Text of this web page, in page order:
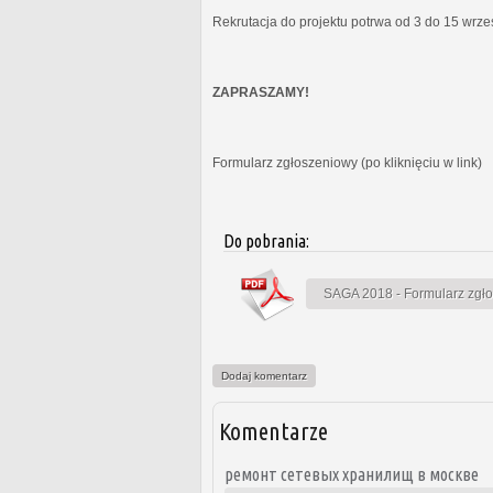
Rekrutacja do projektu potrwa od 3 do 15
ZAPRASZAMY!
Formularz zgłoszeniowy (po kliknięciu w link)
Do pobrania:
SAGA 2018 - Formularz
Dodaj komentarz
Komentarze
ремонт сетевых хранилищ в москве